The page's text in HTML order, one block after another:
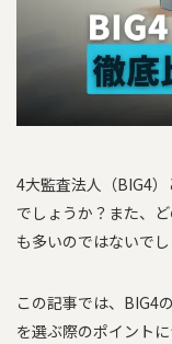
4大監査法人（BIG4
でしょうか？また、
も多いのではないでし
この記事では、BIG4
を選ぶ際のポイントに